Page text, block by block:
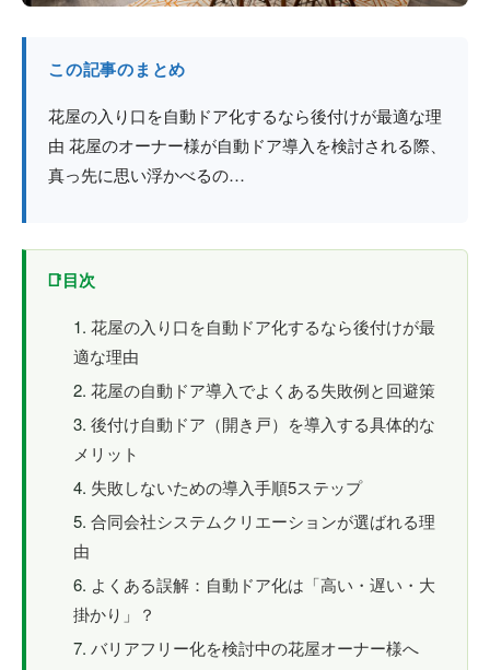
関西エリア
この記事のまとめ
花屋の入り口を自動ドア化するなら後付けが最適な理
由 花屋のオーナー様が自動ドア導入を検討される際、
真っ先に思い浮かべるの…
目次
花屋の入り口を自動ドア化するなら後付けが最
適な理由
花屋の自動ドア導入でよくある失敗例と回避策
後付け自動ドア（開き戸）を導入する具体的な
メリット
失敗しないための導入手順5ステップ
合同会社システムクリエーションが選ばれる理
由
よくある誤解：自動ドア化は「高い・遅い・大
掛かり」？
バリアフリー化を検討中の花屋オーナー様へ